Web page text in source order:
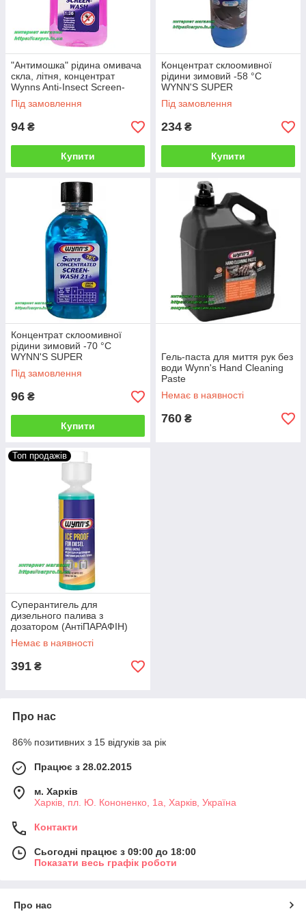
"Антимошка" рідина омивача
скла, літня, концентрат
Wynns Anti-Insect Screen-
Wash на 5 л
Під замовлення
94 ₴
Купити
Концентрат склоомивної
рідини зимовий -58 °C
WYNN'S SUPER
CONCENTRATED SCREEN-
WASH W77395 (Бельгія) 1л
Під замовлення
234 ₴
Купити
Концентрат склоомивної
рідини зимовий -70 °C
WYNN'S SUPER
CONCENTRATED SCREEN-
WASH W45101 (Бельгія) 0.25
Під замовлення
96 ₴
Купити
Гель-паста для миття рук без
води Wynn's Hand Cleaning
Paste
Немає в наявності
760 ₴
Топ продажів
Суперантигель для
дизельного палива з
дозатором (АнтiПАРАФІН)
Wynns ICE PROOF for Diesel
Немає в наявності
391 ₴
Про нас
86% позитивних з 15 відгуків за рік
Працює з 28.02.2015
м. Харків
Харків, пл. Ю. Кононенко, 1а, Харків, Україна
Контакти
Сьогодні працює з 09:00 до 18:00
Показати весь графік роботи
Про нас